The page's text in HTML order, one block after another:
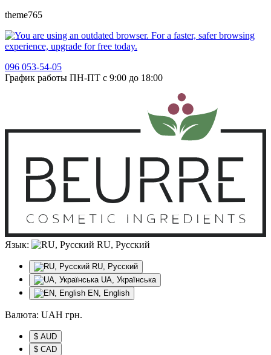
theme765
096 053-54-05
График работы ПН-ПТ с 9:00 до 18:00
Язык: RU, Русский
RU, Русский
UA, Українська
EN, English
Валюта: UAH грн.
$ AUD
$ CAD